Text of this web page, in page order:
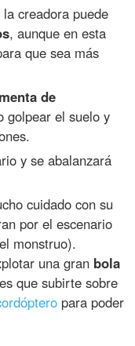
creadora puede
, aunque en esta
que sea más
de
golpear el suelo y
y se abalanzará
cuidado con su
por el escenario
monstruo).
una gran bola
que subirte sobre
para poder